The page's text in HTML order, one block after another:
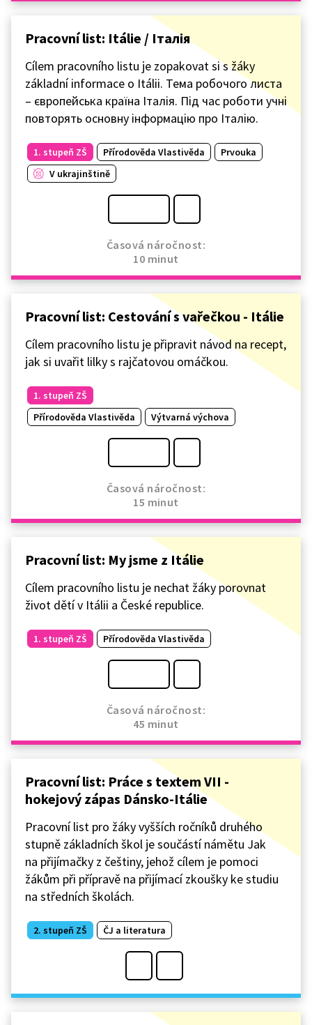
Pracovní list: Itálie / Італія
Cílem pracovního listu je zopakovat si s žáky
základní informace o Itálii. Тема робочого листа
– європейська країна Італія. Під час роботи учні
повторять основну інформацію про Італію.
1. stupeň ZŠ Přírodověda Vlastivěda
Prvouka
V ukrajinštině
Časová náročnost:
10 minut
Pracovní list: Cestování s vařečkou - Itálie
Cílem pracovního listu je připravit návod na recept,
jak si uvařit lilky s rajčatovou omáčkou.
1. stupeň ZŠ
Přírodověda Vlastivěda
Výtvarná výchova
Časová náročnost:
15 minut
Pracovní list: My jsme z Itálie
Cílem pracovního listu je nechat žáky porovnat
život dětí v Itálii a České republice.
1. stupeň ZŠ Přírodověda Vlastivěda
Časová náročnost:
45 minut
Pracovní list: Práce s textem VII -
hokejový zápas Dánsko-Itálie
Pracovní list pro žáky vyšších ročníků druhého
stupně základních škol je součástí námětu Jak
na přijímačky z češtiny, jehož cílem je pomoci
žákům při přípravě na přijímací zkoušky ke studiu
na středních školách.
2. stupeň ZŠ ČJ a literatura